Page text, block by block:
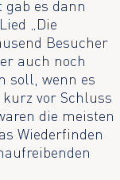
gab es dann
„Die
Besucher
auch noch
soll, wenn es
vor Schluss
die meisten
Wiederfinden